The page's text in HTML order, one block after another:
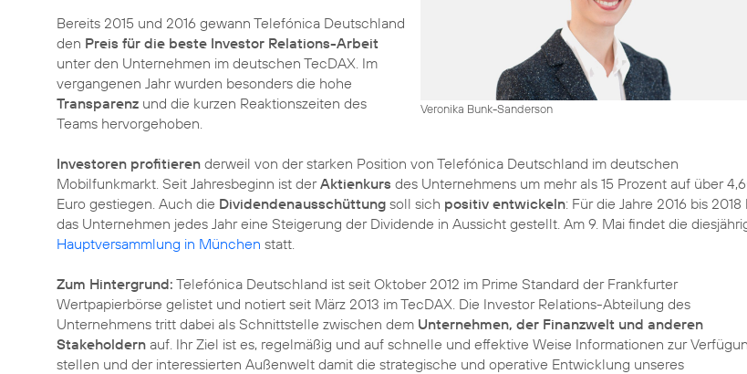
Veronika Bunk-Sanderson
Bereits 2015 und 2016 gewann Telefónica Deutschland
den Preis für die beste Investor Relations-Arbeit
unter den Unternehmen im deutschen TecDAX. Im
vergangenen Jahr wurden besonders die hohe
Transparenz und die kurzen Reaktionszeiten des
Teams hervorgehoben.
Investoren profitieren derweil von der starken Position von Telefónica Deutschland im deutschen
Mobilfunkmarkt. Seit Jahresbeginn ist derAktienkurs des Unternehmens um mehr als 15 Prozent auf über
Euro gestiegen. Auch die Dividendenausschüttung soll sich positiv entwickeln: Für die Jahre 2016 bis 2018
das Unternehmen jedes Jahr eine Steigerung der Dividende in Aussicht gestellt. Am 9. Mai findet die
Hauptversammlung in München statt.
Zum Hintergrund: Telefónica Deutschland ist seit Oktober 2012 im Prime Standard der Frankfurter
Wertpapierbörse gelistet und notiert seit März 2013 im TecDAX. Die Investor Relations-Abteilung des
Unternehmens tritt dabei als Schnittstelle zwischen dem Unternehmen, der Finanzwelt und anderen
Stakeholdern auf. Ihr Ziel ist es, regelmäßig und auf schnelle und effektive Weise Informationen zur
stellen und der interessierten Außenwelt damit die strategische und operative Entwicklung unseres